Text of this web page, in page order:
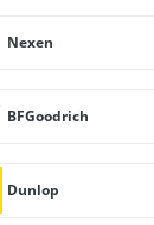
Nexen
BFGoodrich
Dunlop